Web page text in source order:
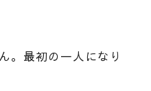
。最初の一人になり